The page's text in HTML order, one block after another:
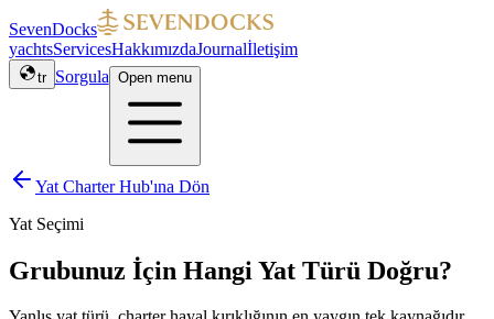
SevenDocks
yachtsServicesHakkımızdaJournalİletişim
tr Sorgula Open menu
Yat Charter Hub'ına Dön
Yat Seçimi
Grubunuz İçin Hangi Yat Türü Doğru?